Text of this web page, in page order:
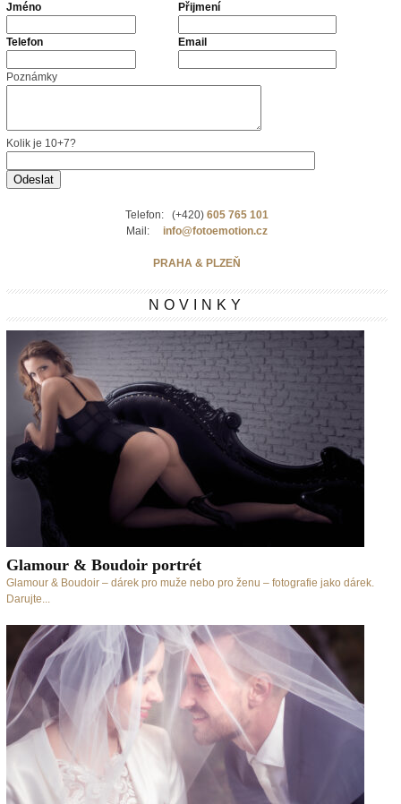
Jméno Přijmení
Telefon Email
Poznámky
Kolik je 10+7?
Telefon: (+420) 605 765 101
Mail: info@fotoemotion.cz
PRAHA & PLZEŇ
NOVINKY
Glamour & Boudoir portrét
Glamour & Boudoir – dárek pro muže nebo pro ženu – fotografie jako dárek.
Darujte...